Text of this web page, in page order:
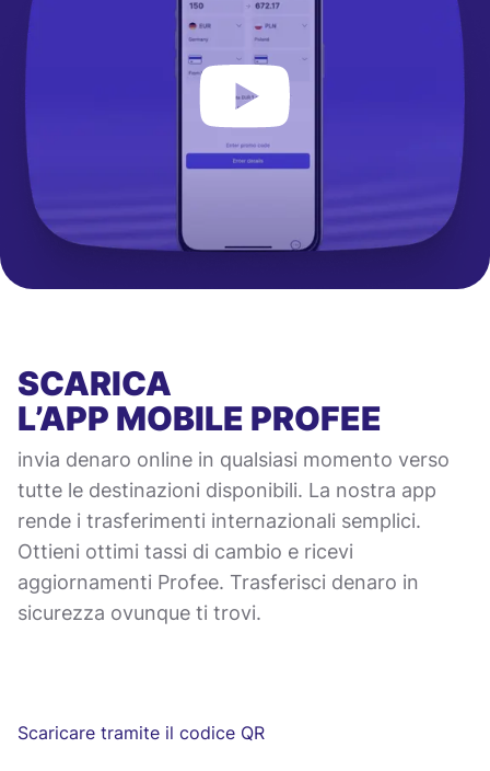
SCARICA
L’APP MOBILE PROFEE
invia denaro online in qualsiasi momento verso
tutte le destinazioni disponibili. La nostra app
rende i trasferimenti internazionali semplici.
Ottieni ottimi tassi di cambio e ricevi
aggiornamenti Profee. Trasferisci denaro in
sicurezza ovunque ti trovi.
Scaricare tramite il codice QR